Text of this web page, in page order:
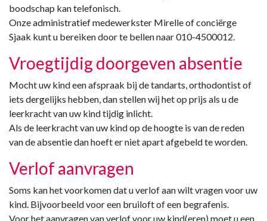
boodschap kan telefonisch.
Onze administratief medewerkster Mirelle of conciërge
Sjaak kunt u bereiken door te bellen naar 010-4500012.
Vroegtijdig doorgeven absentie
Mocht uw kind een afspraak bij de tandarts, orthodontist of
iets dergelijks hebben, dan stellen wij het op prijs als u de
leerkracht van uw kind tijdig inlicht.
Als de leerkracht van uw kind op de hoogte is van de reden
van de absentie dan hoeft er niet apart afgebeld te worden.
Verlof aanvragen
Soms kan het voorkomen dat u verlof aan wilt vragen voor uw
kind. Bijvoorbeeld voor een bruiloft of een begrafenis.
Voor het aanvragen van verlof voor uw kind(eren) moet u een